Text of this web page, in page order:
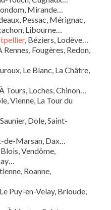
Mirande…
Pessac, Mérignac,
Libourne…
, Béziers, Lodève…
Fougères, Redon,
Le Blanc, La Châtre,
Loches, Chinon…
Vienne, La Tour du
Dole, Saint-
Marsan, Dax…
Vendôme,
Roanne,
Puy-en-Velay, Brioude,